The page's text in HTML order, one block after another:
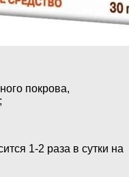
покрова,
1-2 раза в сутки на